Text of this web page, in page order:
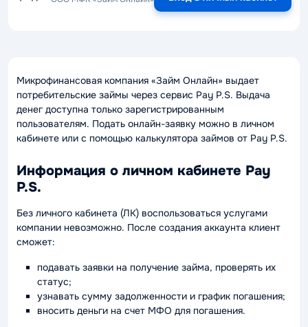
Микрофинансовая компания «Займ Онлайн» выдает
потребительские займы через сервис Pay P.S. Выдача
денег доступна только зарегистрированным
пользователям. Подать онлайн-заявку можно в личном
кабинете или с помощью калькулятора займов от Pay P.S.
Информация о личном кабинете Pay
P.S.
Без личного кабинета (ЛК) воспользоваться услугами
компании невозможно. После создания аккаунта клиент
сможет:
подавать заявки на получение займа, проверять их
статус;
узнавать сумму задолженности и график погашения;
вносить деньги на счет МФО для погашения.